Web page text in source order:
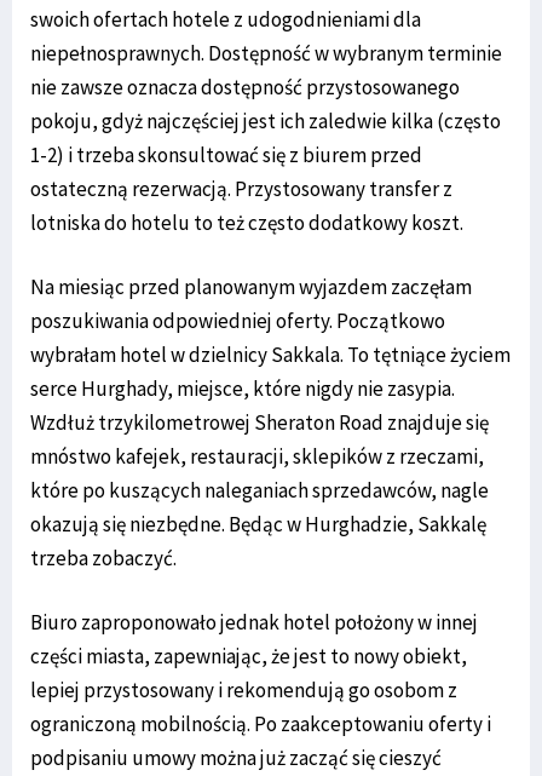
swoich ofertach hotele z udogodnieniami dla
niepełnosprawnych. Dostępność w wybranym terminie
nie zawsze oznacza dostępność przystosowanego
pokoju, gdyż najczęściej jest ich zaledwie kilka (często
1-2) i trzeba skonsultować się z biurem przed
ostateczną rezerwacją. Przystosowany transfer z
lotniska do hotelu to też często dodatkowy koszt.
Na miesiąc przed planowanym wyjazdem zaczęłam
poszukiwania odpowiedniej oferty. Początkowo
wybrałam hotel w dzielnicy Sakkala. To tętniące życiem
serce Hurghady, miejsce, które nigdy nie zasypia.
Wzdłuż trzykilometrowej Sheraton Road znajduje się
mnóstwo kafejek, restauracji, sklepików z rzeczami,
które po kuszących naleganiach sprzedawców, nagle
okazują się niezbędne. Będąc w Hurghadzie, Sakkalę
trzeba zobaczyć.
Biuro zaproponowało jednak hotel położony w innej
części miasta, zapewniając, że jest to nowy obiekt,
lepiej przystosowany i rekomendują go osobom z
ograniczoną mobilnością. Po zaakceptowaniu oferty i
podpisaniu umowy można już zacząć się cieszyć